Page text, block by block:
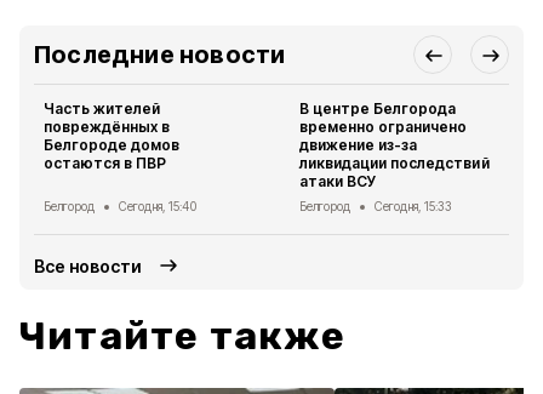
Последние новости
Часть жителей
повреждённых в
Белгороде домов
остаются в ПВР
Белгород Сегодня, 15:40
В центре Белгорода
временно ограничено
движение из-за
ликвидации последствий
атаки ВСУ
Белгород Сегодня, 15:33
Все новости
Читайте также